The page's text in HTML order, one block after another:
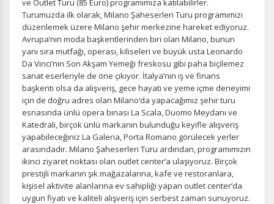
ve Outlet Turu (85 Euro) programımıza katılabilirler.
Turumuzda ilk olarak, Milano Şaheserleri Turu programımızı
düzenlemek üzere Milano şehir merkezine hareket ediyoruz.
Avrupa’nın moda başkentlerinden biri olan Milano, bunun
yanı sıra mutfağı, operası, kiliseleri ve büyük usta Leonardo
Da Vinci’nin Son Akşam Yemeği freskosu gibi paha biçilemez
sanat eserleriyle de öne çıkıyor. İtalya’nın iş ve finans
başkenti olsa da alışveriş, gece hayatı ve yeme içme deneyimi
için de doğru adres olan Milano’da yapacağımız şehir turu
esnasında ünlü opera binası La Scala, Duomo Meydanı ve
Katedrali, birçok ünlü markanın bulunduğu keyifle alışveriş
yapabileceğiniz La Galeria, Porta Romano görülecek yerler
arasındadır. Milano Şaheserleri Turu ardından, programımızın
ikinci ziyaret noktası olan outlet center’a ulaşıyoruz. Birçok
prestijli markanın şık mağazalarına, kafe ve restoranlara,
kişisel aktivite alanlarına ev sahipliği yapan outlet center’da
uygun fiyatı ve kaliteli alışveriş için serbest zaman sunuyoruz.